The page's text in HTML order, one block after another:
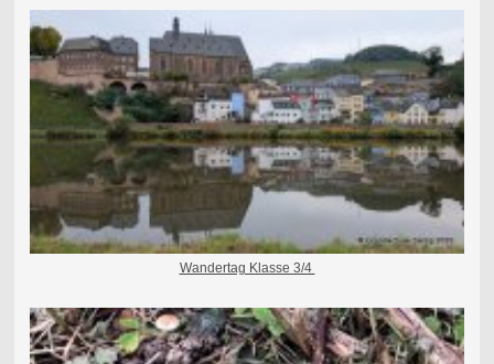
Wandertag Klasse 3/4